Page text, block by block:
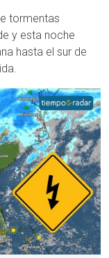
tormentas
y esta noche
hasta el sur de